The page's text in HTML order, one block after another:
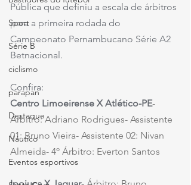
Sport
Série B
ciclismo
parapan
Destaque
Náutico
Eventos esportivos
Pública que definiu a escala de árbitros
para a primeira rodada do
Campeonato Pernambucano Série A2
Betnacional.
Confira:
Centro Limoeirense X Atlético-PE-
Árbitro: Adriano Rodrigues- Assistente
01: Bruno Vieira- Assistente 02: Nivan
Almeida- 4º Árbitro: Everton Santos